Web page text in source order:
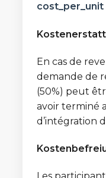
cost_per_unit
En cas de
demande de
(50%) peut
avoir terminé
d’intégration